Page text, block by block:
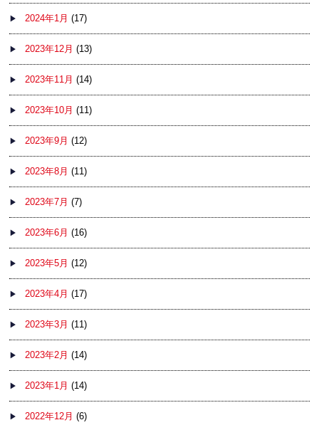
2024年1月 (17)
2023年12月 (13)
2023年11月 (14)
2023年10月 (11)
2023年9月 (12)
2023年8月 (11)
2023年7月 (7)
2023年6月 (16)
2023年5月 (12)
2023年4月 (17)
2023年3月 (11)
2023年2月 (14)
2023年1月 (14)
2022年12月 (6)